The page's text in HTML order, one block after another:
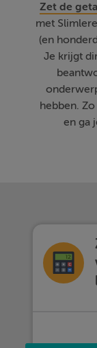
Zet de
met
(en
Je krijgt
hebben.
en ga